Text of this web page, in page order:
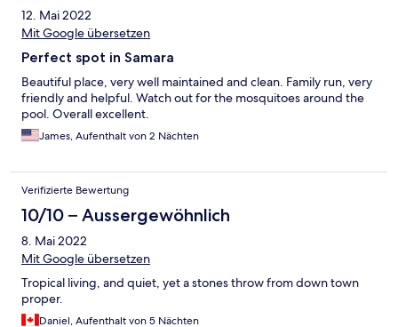
12. Mai 2022
Mit Google übersetzen
Perfect spot in Samara
Beautiful place, very well maintained and clean. Family run, very
friendly and helpful. Watch out for the mosquitoes around the
pool. Overall excellent.
James, Aufenthalt von 2 Nächten
Verifizierte Bewertung
10/10 – Aussergewöhnlich
8. Mai 2022
Mit Google übersetzen
Tropical living, and quiet, yet a stones throw from down town
proper.
Daniel, Aufenthalt von 5 Nächten